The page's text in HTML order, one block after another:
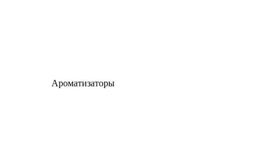
Ароматизаторы